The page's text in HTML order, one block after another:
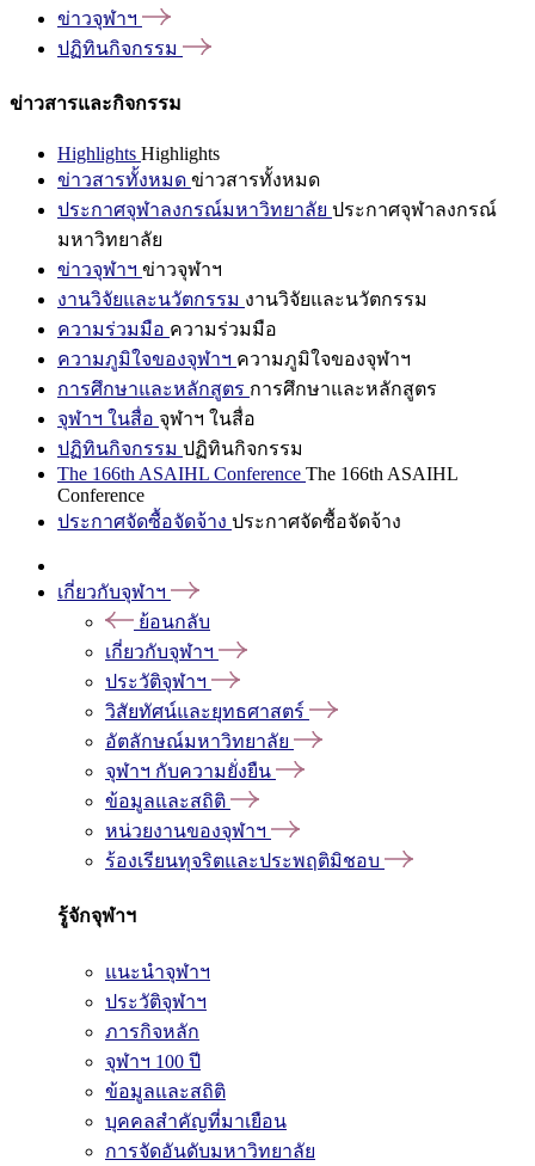
ข่าวจุฬาฯ
ปฏิทินกิจกรรม
ข่าวสารและกิจกรรม
Highlights Highlights
ข่าวสารทั้งหมด ข่าวสารทั้งหมด
ประกาศจุฬาลงกรณ์มหาวิทยาลัย ประกาศจุฬาลงกรณ์
มหาวิทยาลัย
ข่าวจุฬาฯ ข่าวจุฬาฯ
งานวิจัยและนวัตกรรม งานวิจัยและนวัตกรรม
ความร่วมมือ ความร่วมมือ
ความภูมิใจของจุฬาฯ ความภูมิใจของจุฬาฯ
การศึกษาและหลักสูตร การศึกษาและหลักสูตร
จุฬาฯ ในสื่อ จุฬาฯ ในสื่อ
ปฏิทินกิจกรรม ปฏิทินกิจกรรม
The 166th ASAIHL Conference The 166th ASAIHL
Conference
ประกาศจัดซื้อจัดจ้าง ประกาศจัดซื้อจัดจ้าง
เกี่ยวกับจุฬาฯ
ย้อนกลับ
เกี่ยวกับจุฬาฯ
ประวัติจุฬาฯ
วิสัยทัศน์และยุทธศาสตร์
อัตลักษณ์มหาวิทยาลัย
จุฬาฯ กับความยั่งยืน
ข้อมูลและสถิติ
หน่วยงานของจุฬาฯ
ร้องเรียนทุจริตและประพฤติมิชอบ
รู้จักจุฬาฯ
แนะนำจุฬาฯ
ประวัติจุฬาฯ
ภารกิจหลัก
จุฬาฯ 100 ปี
ข้อมูลและสถิติ
บุคคลสำคัญที่มาเยือน
การจัดอันดับมหาวิทยาลัย